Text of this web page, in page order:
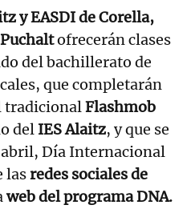
y EASDI de Corella,
ofrecerán clases
del bachillerato de
que completarán
tradicionalFlashmob
del IES Alaitz, y que se
Día Internacional
lasredes sociales de
web del programa DNA.